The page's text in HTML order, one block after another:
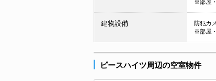
※部屋
建物設備
防犯カ
※部屋
ピースハイツ周辺の空室物件